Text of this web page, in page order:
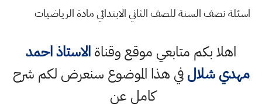
اسئلة نصف السنة للصف الثاني الابتدائي مادة الرياضيات
اهلا بكم متابعي موقع وقناةالاستاذ احمد
مهدي شلالفي هذا الموضوع سنعرض لكم شرح
كامل عن